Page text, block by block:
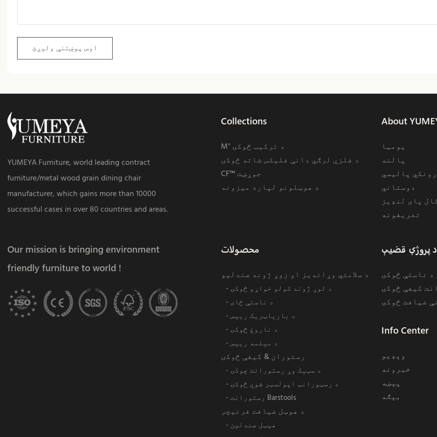
اوس پوښتنې ولیږئ
YUMEYA Furniture, world leading contract
furniture/metal wood grain dining chair
manufacturer, which gains more than 10000
successful cases in over 80 countries and areas.
Collections
M⁺ د ترکیب څوکۍ
د فلزي لرګي دانې فلیکس شاته څوکۍ
CF™ جوړښت
د هوټلونو لپاره میزونه
About
يوميا
پالنه
پالیسي
دوستاني
پای لنډیز
تعریفونه
Our mission is bringing environment
friendly furniture to world !
محصولات
د سلامتي وړانديز او زوړ ژوند صندليو
- د لوړ ژوند کولو خواړو څوکۍ
- د ناستې ځای
- د باریاټریک رییس
- د ناروغ څوکۍ
- د میلمه رییس
رستوران & کیفې څوکۍ
- د سټیک وړ رستورانت چوکۍ
- د رسټورانټ اپولسټر شوي څوکۍ
- رستورانت Barstools
د هوټل ضیافت فرنیچر
- هېټل صندلين
د پروژې قضیې
د ناستې څوکۍ
کیفې څوکۍ
ضیافت څوکۍ
Info Center
وېډيو
خبرونه
پېښه
بېګه